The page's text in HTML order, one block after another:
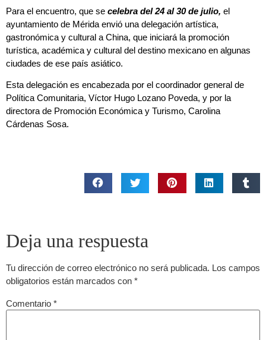
Para el encuentro, que se celebra del 24 al 30 de julio, el
ayuntamiento de Mérida envió una delegación artística,
gastronómica y cultural a China, que iniciará la promoción
turística, académica y cultural del destino mexicano en algunas
ciudades de ese país asiático.
Esta delegación es encabezada por el coordinador general de
Política Comunitaria, Víctor Hugo Lozano Poveda, y por la
directora de Promoción Económica y Turismo, Carolina
Cárdenas Sosa.
Deja una respuesta
Tu dirección de correo electrónico no será publicada. Los campos
obligatorios están marcados con *
Comentario *